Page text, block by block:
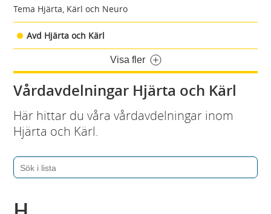
Tema Hjärta, Kärl och Neuro
Avd Hjärta och Kärl
Visa fler
Vårdavdelningar Hjärta och Kärl
Här hittar du våra vårdavdelningar inom
Hjärta och Kärl.